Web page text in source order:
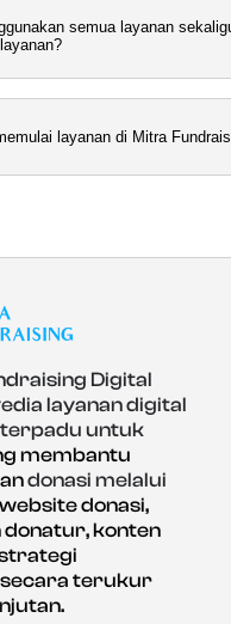
semua layanan
layanan di Mitra
Digital
layanan digital
untuk
membantu
donasi melalui
donasi,
donatur, konten
terukur